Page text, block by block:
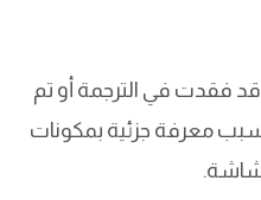
فقدت في الترجمة أو تم
معرفة جزئية بمكونات